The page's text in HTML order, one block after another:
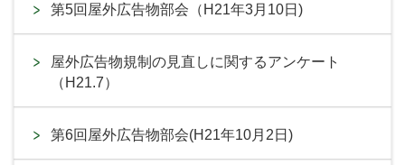
第5回屋外広告物部会（H21年3月10日)
屋外広告物規制の見直しに関するアンケート
（H21.7）
第6回屋外広告物部会(H21年10月2日)